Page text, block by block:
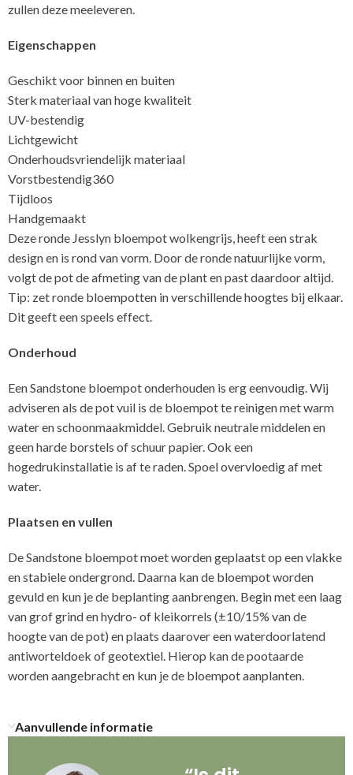
zullen deze meeleveren.
Eigenschappen
Geschikt voor binnen en buiten
Sterk materiaal van hoge kwaliteit
UV-bestendig
Lichtgewicht
Onderhoudsvriendelijk materiaal
Vorstbestendig360
Tijdloos
Handgemaakt
Deze ronde Jesslyn bloempot wolkengrijs, heeft een strak
design en is rond van vorm. Door de ronde natuurlijke vorm,
volgt de pot de afmeting van de plant en past daardoor altijd.
Tip: zet ronde bloempotten in verschillende hoogtes bij elkaar.
Dit geeft een speels effect.
Onderhoud
Een Sandstone bloempot onderhouden is erg eenvoudig. Wij
adviseren als de pot vuil is de bloempot te reinigen met warm
water en schoonmaakmiddel. Gebruik neutrale middelen en
geen harde borstels of schuur papier. Ook een
hogedrukinstallatie is af te raden. Spoel overvloedig af met
water.
Plaatsen en vullen
De Sandstone bloempot moet worden geplaatst op een vlakke
en stabiele ondergrond. Daarna kan de bloempot worden
gevuld en kun je de beplanting aanbrengen. Begin met een laag
van grof grind en hydro- of kleikorrels (±10/15% van de
hoogte van de pot) en plaats daarover een waterdoorlatend
antiworteldoek of geotextiel. Hierop kan de pootaarde
worden aangebracht en kun je de bloempot aanplanten.
Aanvullende informatie